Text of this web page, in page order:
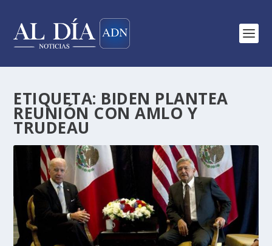
ETIQUETA: BIDEN PLANTEA
REUNIÓN CON AMLO Y
TRUDEAU